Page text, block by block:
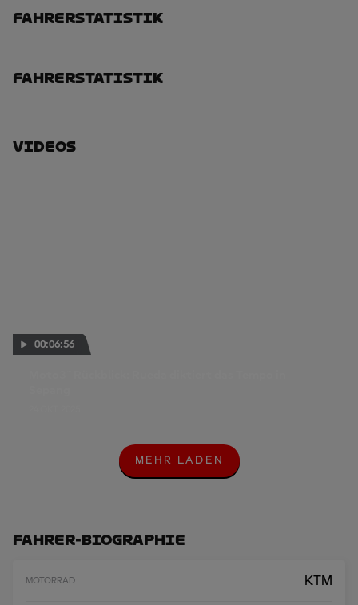
Fahrerstatistik
Fahrerstatistik
Videos
00:06:56
M
E
A
D
MEHR LADEN
Fahrer-Biographie
MOTORRAD KTM